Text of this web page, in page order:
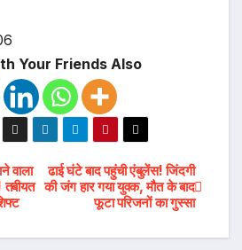
Your Friends Also
ढाई घंटे बाद पहुंची एंबुलेंस! जिंदगी
की जंग हार गया युवक, मौत के बाद
फूटा परिजनों का गुस्सा
वाला
तबीयत